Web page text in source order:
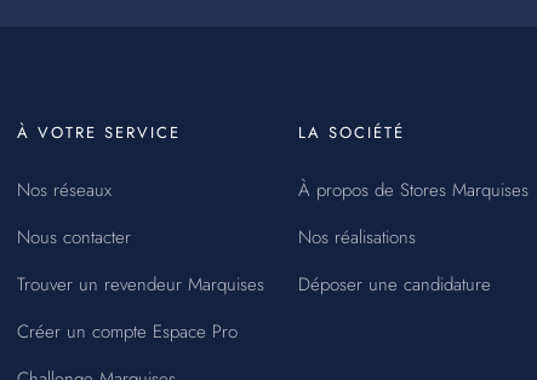
À VOTRE SERVICE
Nos réseaux
Nous contacter
Trouver un revendeur Marquises
Créer un compte Espace Pro
LA SOCIÉTÉ
À propos de Stores Marquises
Nos réalisations
Déposer une candidature